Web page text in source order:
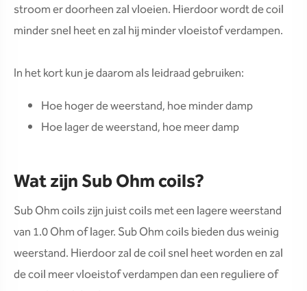
stroom er doorheen zal vloeien. Hierdoor wordt de coil
minder snel heet en zal hij minder vloeistof verdampen.
In het kort kun je daarom als leidraad gebruiken:
Hoe hoger de weerstand, hoe minder damp
Hoe lager de weerstand, hoe meer damp
Wat zijn Sub Ohm coils?
Sub Ohm coils zijn juist coils met een lagere weerstand
van 1.0 Ohm of lager. Sub Ohm coils bieden dus weinig
weerstand. Hierdoor zal de coil snel heet worden en zal
de coil meer vloeistof verdampen dan een reguliere of